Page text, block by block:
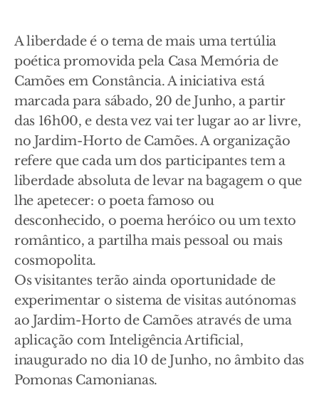
A liberdade é o tema de mais uma tertúlia
poética promovida pela Casa Memória de
Camões em Constância. A iniciativa está
marcada para sábado, 20 de Junho, a partir
das 16h00, e desta vez vai ter lugar ao ar livre,
no Jardim-Horto de Camões. A organização
refere que cada um dos participantes tem a
liberdade absoluta de levar na bagagem o que
lhe apetecer: o poeta famoso ou
desconhecido, o poema heróico ou um texto
romântico, a partilha mais pessoal ou mais
cosmopolita.
Os visitantes terão ainda oportunidade de
experimentar o sistema de visitas autónomas
ao Jardim-Horto de Camões através de uma
aplicação com Inteligência Artificial,
inaugurado no dia 10 de Junho, no âmbito das
Pomonas Camonianas.